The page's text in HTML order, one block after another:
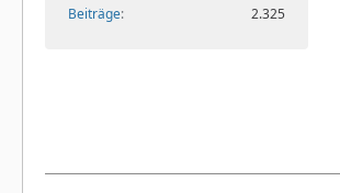
Beiträge
2.325